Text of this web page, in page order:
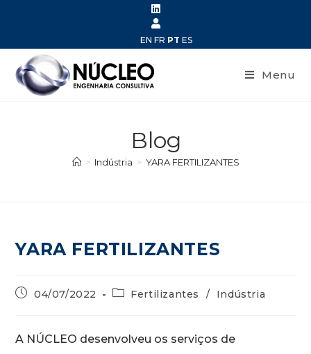
EN FR PT ES
Menu
Blog
> Indústria > YARA FERTILIZANTES
YARA FERTILIZANTES
04/07/2022 Fertilizantes / Indústria
A NÚCLEO desenvolveu os serviços de